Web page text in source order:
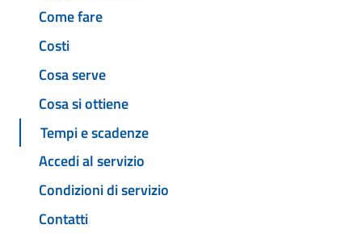
Come fare
Costi
Cosa serve
Cosa si ottiene
Tempi e scadenze
Accedi al servizio
Condizioni di servizio
Contatti